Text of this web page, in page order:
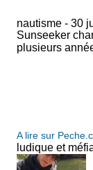
nautisme - 30
Sunseeker
plusieurs
A lire sur
ludique et